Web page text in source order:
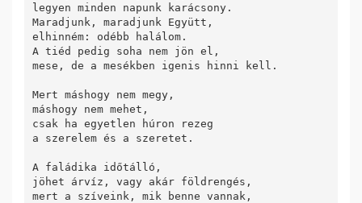
legyen minden napunk karácsony.
Maradjunk, maradjunk Együtt,
elhinném: odébb halálom.
A tiéd pedig soha nem jön el,
mese, de a mesékben igenis hinni kell.
Mert máshogy nem megy,
máshogy nem mehet,
csak ha egyetlen húron rezeg
a szerelem és a szeretet.
A faládika időtálló,
jöhet árvíz, vagy akár földrengés,
mert a szíveink, mik benne vannak,